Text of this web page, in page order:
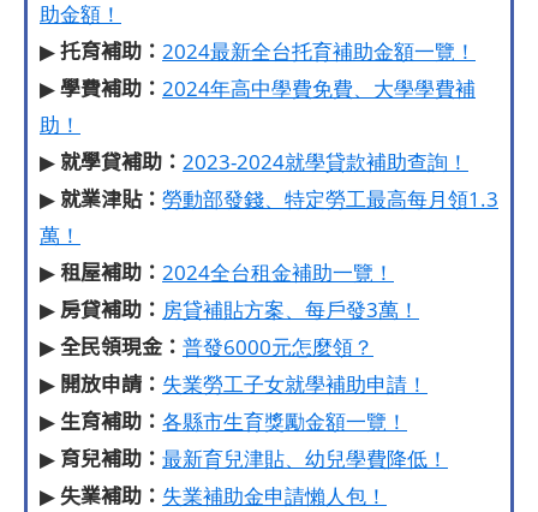
助金額！
▶托育補助： 2024最新全台托育補助金額一覽！
▶學費補助： 2024年高中學費免費、大學學費補
助！
▶ 就學貸補助： 2023-2024就學貸款補助查詢！
▶ 就業津貼： 勞動部發錢、特定勞工最高每月領1.3
萬！
▶租屋補助： 2024全台租金補助一覽！
▶ 房貸補助： 房貸補貼方案、每戶發3萬！
▶全民領現金： 普發6000元怎麼領？
▶ 開放申請： 失業勞工子女就學補助申請！
▶ 生育補助： 各縣市生育獎勵金額一覽！
▶ 育兒補助： 最新育兒津貼、幼兒學費降低！
▶ 失業補助： 失業補助金申請懶人包！